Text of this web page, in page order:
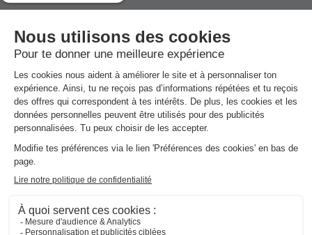
Ouvert du 1 juin au 15 septembre
Avec pataugeoire
Baignade non surveillée
Gratuit
Activités et animations proposées
Espace aquatique, Animations, Sports et Loisirs
Services sur place et à proximité